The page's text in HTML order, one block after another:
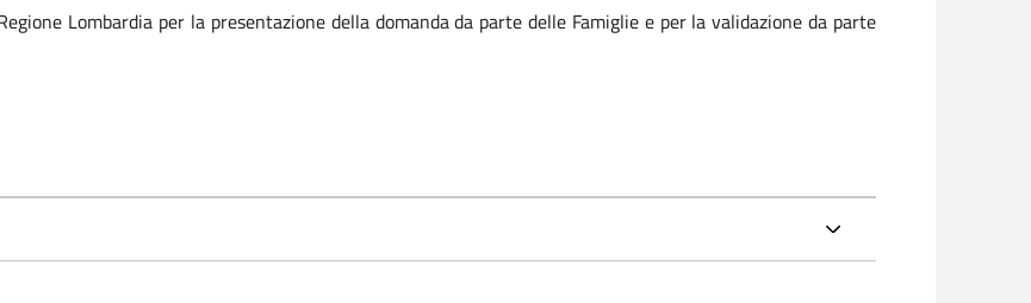
Lombardia per la presentazione della domanda da parte delle Famiglie e per la validazione da parte